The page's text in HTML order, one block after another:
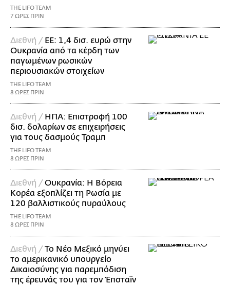
THE LIFO TEAM
7 ΩΡΕΣ ΠΡΙΝ
Διεθνή / ΕΕ: 1,4 δισ. ευρώ στην
Ουκρανία από τα κέρδη των
παγωμένων ρωσικών
περιουσιακών στοιχείων
THE LIFO TEAM
8 ΩΡΕΣ ΠΡΙΝ
Διεθνή / ΗΠΑ: Επιστροφή 100
δισ. δολαρίων σε επιχειρήσεις
για τους δασμούς Τραμπ
THE LIFO TEAM
8 ΩΡΕΣ ΠΡΙΝ
Διεθνή /Ουκρανία: Η Βόρεια
Κορέα εξοπλίζει τη Ρωσία με
120 βαλλιστικούς πυραύλους
THE LIFO TEAM
8 ΩΡΕΣ ΠΡΙΝ
Διεθνή /Το Νέο Μεξικό μηνύει
το αμερικανικό υπουργείο
Δικαιοσύνης για παρεμπόδιση
της έρευνάς του για τον Έπσταϊν